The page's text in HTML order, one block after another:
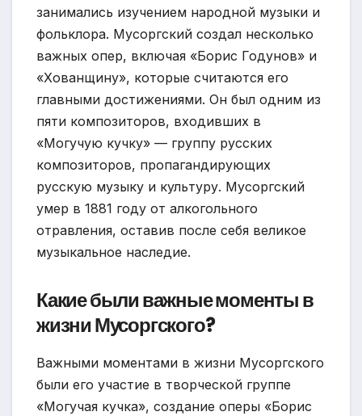
занимались изучением народной музыки и
фольклора. Мусоргский создал несколько
важных опер, включая «Борис Годунов» и
«Хованщину», которые считаются его
главными достижениями. Он был одним из
пяти композиторов, входивших в
«Могучую кучку» — группу русских
композиторов, пропагандирующих
русскую музыку и культуру. Мусоргский
умер в 1881 году от алкогольного
отравления, оставив после себя великое
музыкальное наследие.
Какие были важные моменты в
жизни Мусоргского?
Важными моментами в жизни Мусоргского
были его участие в творческой группе
«Могучая кучка», создание оперы «Борис